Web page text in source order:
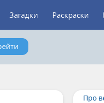
Загадки Раскраски
Про